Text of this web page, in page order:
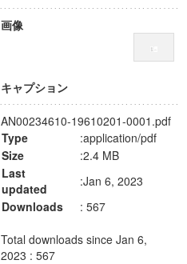
画像
キャプション
AN00234610-19610201-0001.pdf
Type
:application/pdf
Size
:2.4 MB
Last
updated
:Jan 6, 2023
Downloads
: 567
Total downloads since Jan 6,
2023 : 567